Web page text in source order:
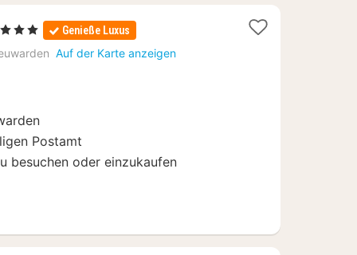
Genieße Luxus
Auf der Karte anzeigen
Postamt
besuchen oder einzukaufen